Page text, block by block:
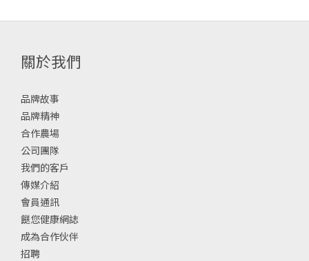
關於我們
品牌故事
品牌精神
合作農場
公司團隊
我們的客戶
傳媒介紹
會員通訊
餸您健康網誌
成為合作伙伴
招聘